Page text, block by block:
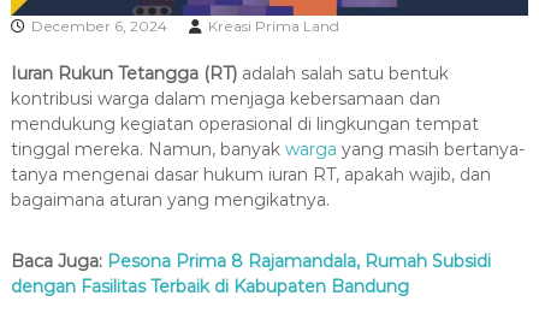
R
December 6, 2024 Kreasi Prima Land
Iuran Rukun Tetangga (RT)adalah salah satu bentuk
kontribusi warga dalam menjaga kebersamaan dan
mendukung kegiatan operasional di lingkungan tempat
tinggal mereka. Namun, banyak warga yang masih bertanya-
tanya mengenai dasar hukum iuran RT, apakah wajib, dan
bagaimana aturan yang mengikatnya.
Baca Juga: Pesona Prima 8 Rajamandala, Rumah Subsidi
dengan Fasilitas Terbaik di Kabupaten Bandung